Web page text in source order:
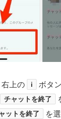
上の i
ボタ
チャットを終了
ットを終了
を